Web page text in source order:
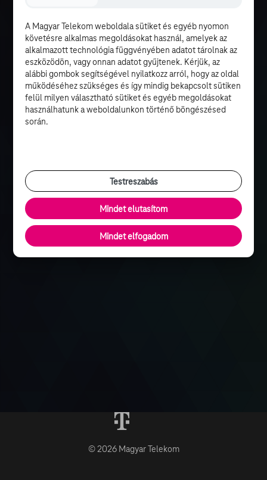
© 2026 Magyar Telekom
A Magyar Telekom weboldala sütiket és egyéb nyomon
követésre alkalmas megoldásokat használ, amelyek az
alkalmazott technológia függvényében adatot tárolnak az
eszközödön, vagy onnan adatot gyűjtenek. Kérjük, az
alábbi gombok segítségével nyilatkozz arról, hogy az oldal
működéséhez szükséges és így mindig bekapcsolt sütiken
felül milyen választható sütiket és egyéb megoldásokat
használhatunk a weboldalunkon történő böngészésed
során.
Testreszabás
Mindet elutasítom
Mindet elfogadom